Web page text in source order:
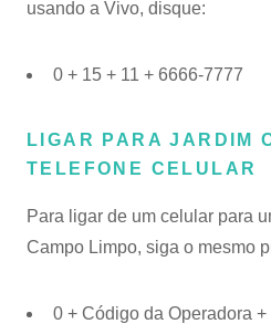
usando a Vivo, disque:
0 + 15 + 11 + 6666-7777
LIGAR PARA JARDIM
TELEFONE CELULAR
Para ligar de um celular para
Campo Limpo, siga o mesmo
0 + Código da Operadora